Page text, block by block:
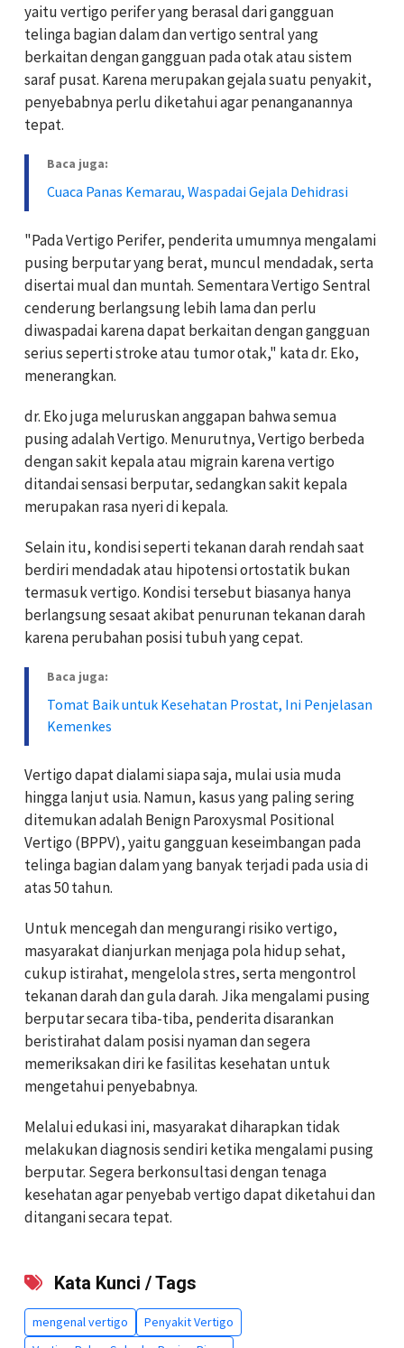
yaitu vertigo perifer yang berasal dari gangguan
telinga bagian dalam dan vertigo sentral yang
berkaitan dengan gangguan pada otak atau sistem
saraf pusat. Karena merupakan gejala suatu penyakit,
penyebabnya perlu diketahui agar penanganannya
tepat.
Baca juga:
Cuaca Panas Kemarau, Waspadai Gejala Dehidrasi
"Pada Vertigo Perifer, penderita umumnya mengalami
pusing berputar yang berat, muncul mendadak, serta
disertai mual dan muntah. Sementara Vertigo Sentral
cenderung berlangsung lebih lama dan perlu
diwaspadai karena dapat berkaitan dengan gangguan
serius seperti stroke atau tumor otak," kata dr. Eko,
menerangkan.
dr. Eko juga meluruskan anggapan bahwa semua
pusing adalah Vertigo. Menurutnya, Vertigo berbeda
dengan sakit kepala atau migrain karena vertigo
ditandai sensasi berputar, sedangkan sakit kepala
merupakan rasa nyeri di kepala.
Selain itu, kondisi seperti tekanan darah rendah saat
berdiri mendadak atau hipotensi ortostatik bukan
termasuk vertigo. Kondisi tersebut biasanya hanya
berlangsung sesaat akibat penurunan tekanan darah
karena perubahan posisi tubuh yang cepat.
Baca juga:
Tomat Baik untuk Kesehatan Prostat, Ini Penjelasan
Kemenkes
Vertigo dapat dialami siapa saja, mulai usia muda
hingga lanjut usia. Namun, kasus yang paling sering
ditemukan adalah Benign Paroxysmal Positional
Vertigo (BPPV), yaitu gangguan keseimbangan pada
telinga bagian dalam yang banyak terjadi pada usia di
atas 50 tahun.
Untuk mencegah dan mengurangi risiko vertigo,
masyarakat dianjurkan menjaga pola hidup sehat,
cukup istirahat, mengelola stres, serta mengontrol
tekanan darah dan gula darah. Jika mengalami pusing
berputar secara tiba-tiba, penderita disarankan
beristirahat dalam posisi nyaman dan segera
memeriksakan diri ke fasilitas kesehatan untuk
mengetahui penyebabnya.
Melalui edukasi ini, masyarakat diharapkan tidak
melakukan diagnosis sendiri ketika mengalami pusing
berputar. Segera berkonsultasi dengan tenaga
kesehatan agar penyebab vertigo dapat diketahui dan
ditangani secara tepat.
Kata Kunci / Tags
mengenal vertigo
Penyakit Vertigo